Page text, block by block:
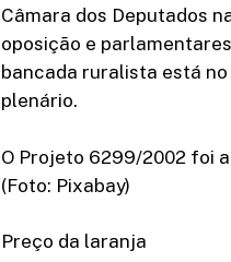
Câmara dos Deputados
oposição e
bancada ruralista está
plenário.
O Projeto 6299/2002 foi
(Foto: Pixabay)
Preço da laranja